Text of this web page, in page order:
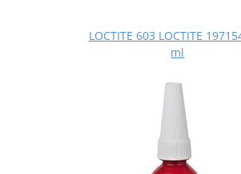
LOCTITE 603 LOCTITE
ml